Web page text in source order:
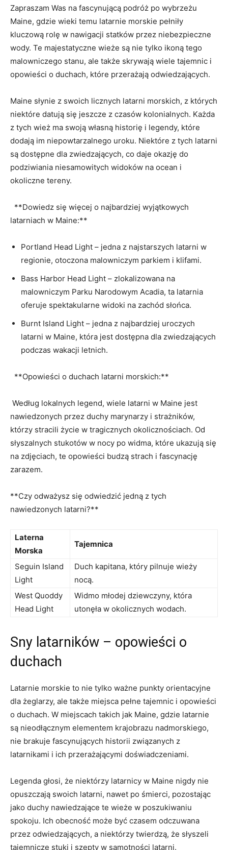
Zapraszam ⁢Was na fascynującą ⁣podróż po wybrzeżu⁤
Maine, gdzie wieki​ temu latarnie morskie​ pełniły
kluczową ⁤rolę w nawigacji statków przez niebezpieczne
wody. Te majestatyczne ⁢wieże są nie ‌tylko ‌ikoną⁤ tego
‍malowniczego stanu, ⁣ale także skrywają wiele tajemnic i
opowieści o duchach, które przerażają odwiedzających.
Maine słynie z swoich licznych latarni morskich, z których
niektóre datują się jeszcze z ⁤czasów kolonialnych. Każda⁢
z tych wież ma swoją ​własną‍ historię i ‍legendy, które
⁢dodają im niepowtarzalnego uroku. Niektóre z tych latarni
są ⁢dostępne dla zwiedzających, co daje okazję ⁤do
podziwiania niesamowitych widoków na ⁣ocean i
okoliczne​ tereny.
‍ ‌ **Dowiedz się więcej o najbardziej wyjątkowych
latarniach w Maine:**
Portland Head⁢ Light – jedna z najstarszych ⁢latarni w
regionie, otoczona malowniczym ⁣parkiem​ i klifami.
Bass⁣ Harbor⁣ Head Light – zlokalizowana na
malowniczym ⁣Parku Narodowym Acadia, ta latarnia
oferuje spektakularne ‍widoki‍ na ⁢zachód słońca.
Burnt Island Light – ​jedna z najbardziej uroczych‍
latarni w Maine, która jest dostępna dla zwiedzających
podczas wakacji letnich.
⁤ ⁣ **Opowieści ​o ⁢duchach latarni morskich:**
​ Według lokalnych legend,⁢ wiele latarni w Maine jest
nawiedzonych przez duchy marynarzy ⁢i strażników,
którzy ⁣stracili życie w ⁢tragicznych okolicznościach. ‍Od
słyszalnych stukotów w‌ nocy po widma, które ukazują ‍się
na ⁤zdjęciach, ‌te opowieści budzą​ strach i fascynację
zarazem.
**Czy odważysz się odwiedzić jedną z tych
nawiedzonych latarni?**
Laterna
Morska
Tajemnica
Seguin Island
Light
Duch kapitana, który⁢ pilnuje wieży
nocą.
West Quoddy ​
Head Light
Widmo ⁤młodej dziewczyny, która
utonęła w okolicznych⁤ wodach.
Sny latarników – opowieści ⁤o
‍duchach
Latarnie morskie to nie‍ tylko ważne⁤ punkty orientacyjne⁤
dla żeglarzy, ale także‌ miejsca pełne tajemnic ​i opowieści
o duchach. W miejscach takich jak‌ Maine, gdzie‌ latarnie
⁣są nieodłącznym elementem krajobrazu nadmorskiego,
nie brakuje fascynujących historii związanych z
latarnikami⁤ i ich przerażającymi doświadczeniami.
Legenda⁣ głosi, że​ niektórzy latarnicy w Maine nigdy nie
opuszczają swoich latarni, ⁤nawet po‍ śmierci, pozostając
jako duchy nawiedzające te wieże w poszukiwaniu
spokoju. Ich ​obecność⁤ może być czasem ​odczuwana
przez ⁢odwiedzających, a niektórzy⁢ twierdzą, że ‍słyszeli
tajemnicze‌ stuki‍ i⁣ szepty w ‌samotności latarni.